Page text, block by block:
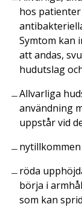
hos
Symtom kan
att andas,
hudutslag
Allvarliga
användning
uppstår vid
röda
börja i
som kan